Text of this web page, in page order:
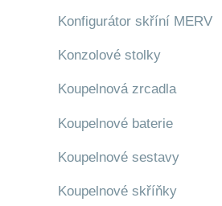
Konfigurátor skříní MERV
Konzolové stolky
Koupelnová zrcadla
Koupelnové baterie
Koupelnové sestavy
Koupelnové skříňky